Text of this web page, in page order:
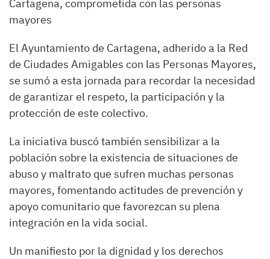
Cartagena, comprometida con las personas
mayores
El Ayuntamiento de Cartagena, adherido a la Red
de Ciudades Amigables con las Personas Mayores,
se sumó a esta jornada para recordar la necesidad
de garantizar el respeto, la participación y la
protección de este colectivo.
La iniciativa buscó también sensibilizar a la
población sobre la existencia de situaciones de
abuso y maltrato que sufren muchas personas
mayores, fomentando actitudes de prevención y
apoyo comunitario que favorezcan su plena
integración en la vida social.
Un manifiesto por la dignidad y los derechos